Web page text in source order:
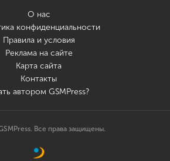
О нас
конфиденциальности
Правила и условия
Реклама на сайте
Карта сайта
Контакты
автором GSMPress?
Все права защищены.